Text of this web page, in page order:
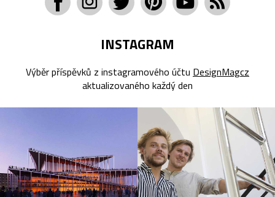
INSTAGRAM
Výběr příspěvků z instagramového účtu DesignMagcz
aktualizovaného každý den